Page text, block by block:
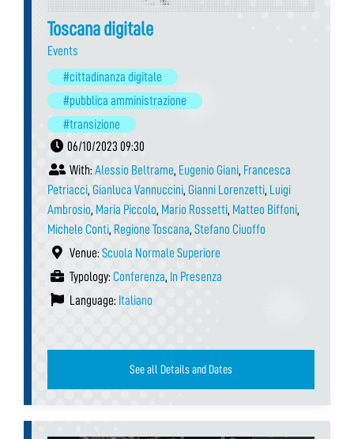
Toscana digitale
Events
#cittadinanza digitale
#pubblica amministrazione
#transizione
06/10/2023 09:30
With: Alessio Beltrame, Eugenio Giani, Francesca
Petriacci, Gianluca Vannuccini, Gianni Lorenzetti, Luigi
Ambrosio, Maria Piccolo, Mario Rossetti, Matteo Biffoni,
Michele Conti, Regione Toscana, Stefano Ciuoffo
Venue: Scuola Normale Superiore
Typology: Conferenza, In Presenza
Language: Italiano
See all Details and Dates